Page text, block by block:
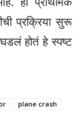
प्रक्रिया सुरू
होतं हे स्पष्ट
plane crash